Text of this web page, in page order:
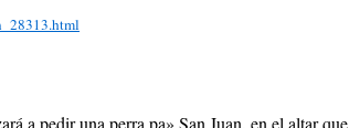
a pedir una perra pa» San Juan, en el altar que